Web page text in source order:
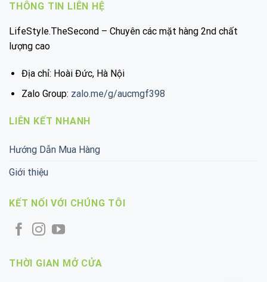
THÔNG TIN LIÊN HỆ
LifeStyle.TheSecond – Chuyên các mặt hàng 2nd chất
lượng cao
Địa chỉ: Hoài Đức, Hà Nội
Zalo Group: zalo.me/g/aucmgf398
LIÊN KẾT NHANH
Hướng Dẫn Mua Hàng
Giới thiệu
KẾT NỐI VỚI CHÚNG TÔI
THỜI GIAN MỞ CỬA